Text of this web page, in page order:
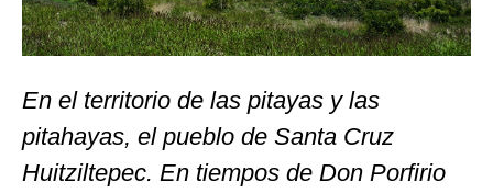
En el territorio de las pitayas y las
pitahayas, el pueblo de Santa Cruz
Huitziltepec. En tiempos de Don Porfirio